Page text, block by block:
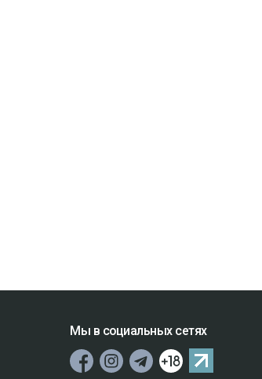
Мы в социальных сетях